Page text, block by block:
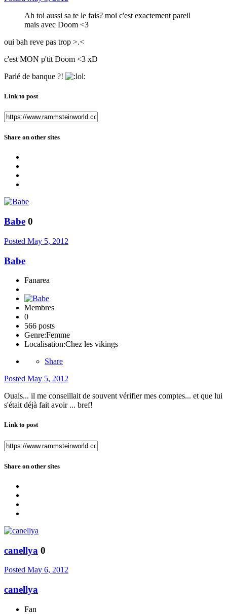
Ah toi aussi sa te le fais? moi c'est exactement pareil
mais avec Doom <3
oui bah reve pas trop >.<
c'est MON p'tit Doom <3 xD
Parlé de banque ?!
Link to post
Share on other sites
Babe 0
Posted May 5, 2012
Babe
Fanarea
Membres
0
566 posts
Genre:Femme
Localisation:Chez les vikings
Share
Posted May 5, 2012
Ouais... il me conseillait de souvent vérifier mes comptes... et que lui
s'était déjà fait avoir ... bref!
Link to post
Share on other sites
canellya 0
Posted May 6, 2012
canellya
Fan